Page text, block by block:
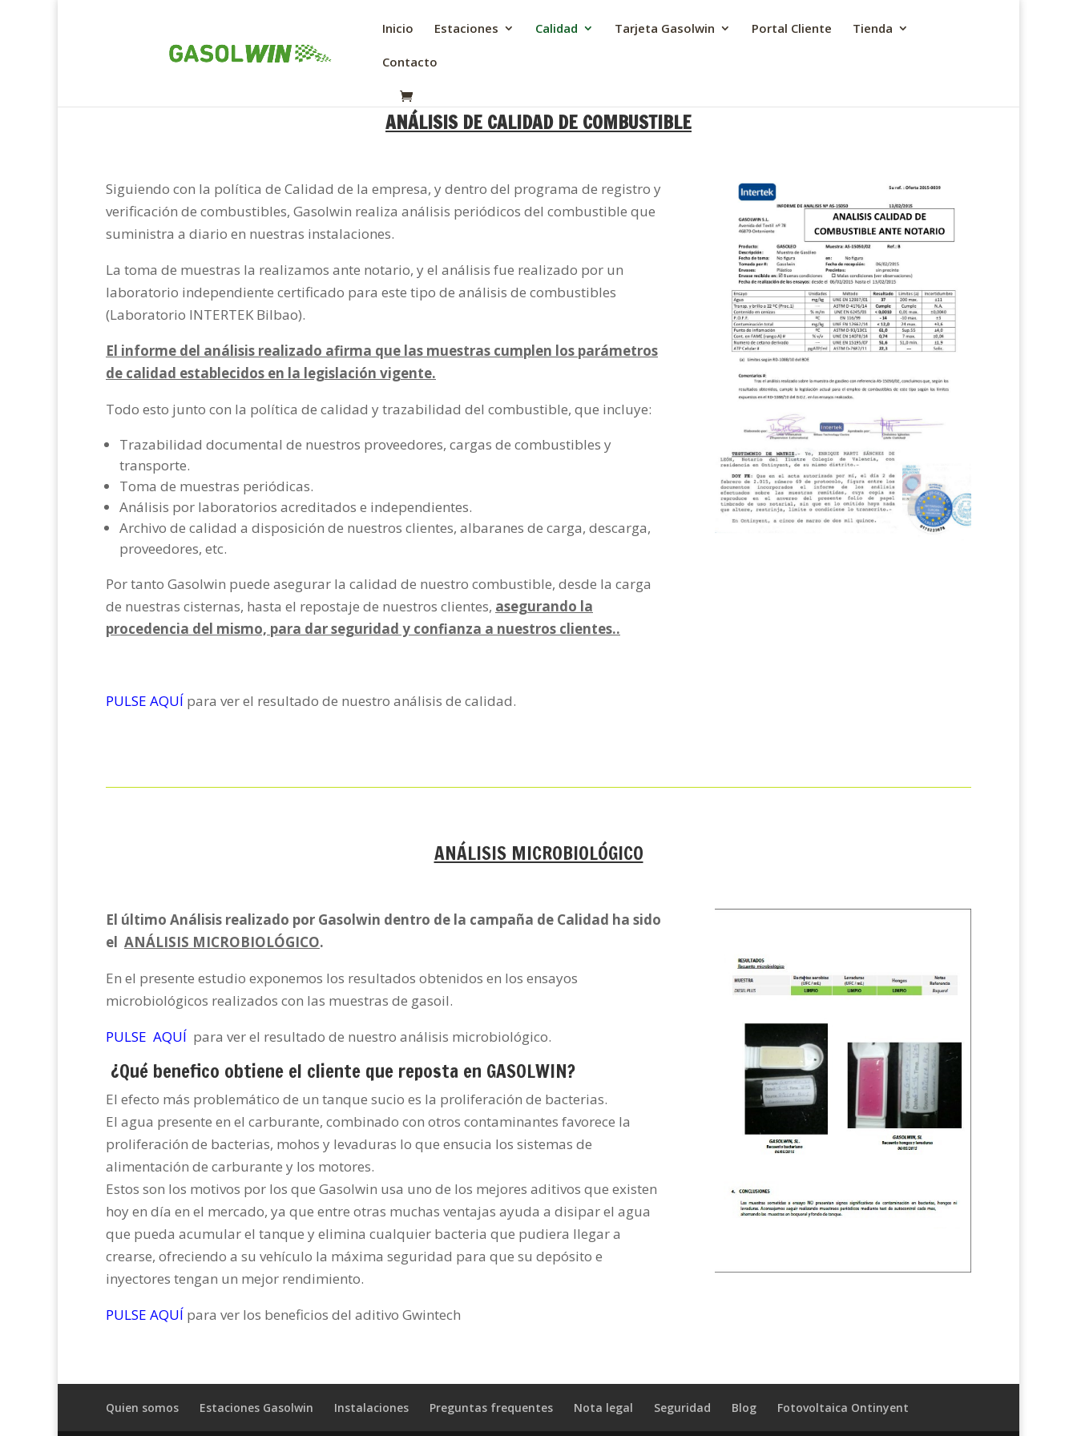
Inicio Estaciones Calidad Tarjeta Gasolwin Portal Cliente Tienda
Contacto
ANÁLISIS DE CALIDAD DE COMBUSTIBLE
Siguiendo con la política de Calidad de la empresa, y dentro del programa de registro y
verificación de combustibles, Gasolwin realiza análisis periódicos del combustible que
suministra a diario en nuestras instalaciones.
La toma de muestras la realizamos ante notario, y el análisis fue realizado por un
laboratorio independiente certificado para este tipo de análisis de combustibles
(Laboratorio INTERTEK Bilbao).
El informe del análisis realizado afirma que las muestras cumplen los parámetros
de calidad establecidos en la legislación vigente.
Todo esto junto con la política de calidad y trazabilidad del combustible, que incluye:
Trazabilidad documental de nuestros proveedores, cargas de combustibles y
transporte.
Toma de muestras periódicas.
Análisis por laboratorios acreditados e independientes.
Archivo de calidad a disposición de nuestros clientes, albaranes de carga, descarga,
proveedores, etc.
Por tanto Gasolwin puede asegurar la calidad de nuestro combustible, desde la carga
de nuestras cisternas, hasta el repostaje de nuestros clientes, asegurando la
procedencia del mismo, para dar seguridad y confianza a nuestros clientes..
PULSE AQUÍ para ver el resultado de nuestro análisis de calidad.
ANÁLISIS MICROBIOLÓGICO
El último Análisis realizado por Gasolwin dentro de la campaña de Calidad ha sido
el ANÁLISIS MICROBIOLÓGICO.
En el presente estudio exponemos los resultados obtenidos en los ensayos
microbiológicos realizados con las muestras de gasoil.
PULSE AQUÍ para ver el resultado de nuestro análisis microbiológico.
¿Qué benefico obtiene el cliente que reposta en GASOLWIN?
El efecto más problemático de un tanque sucio es la proliferación de bacterias.
El agua presente en el carburante, combinado con otros contaminantes favorece la
proliferación de bacterias, mohos y levaduras lo que ensucia los sistemas de
alimentación de carburante y los motores.
Estos son los motivos por los que Gasolwin usa uno de los mejores aditivos que existen
hoy en día en el mercado, ya que entre otras muchas ventajas ayuda a disipar el agua
que pueda acumular el tanque y elimina cualquier bacteria que pudiera llegar a
crearse, ofreciendo a su vehículo la máxima seguridad para que su depósito e
inyectores tengan un mejor rendimiento.
PULSE AQUÍ para ver los beneficios del aditivo Gwintech
Quien somos Estaciones Gasolwin Instalaciones Preguntas frequentes Nota legal Seguridad Blog Fotovoltaica Ontinyent